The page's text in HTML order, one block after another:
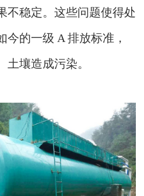
不稳定。这些问题使得处
今的一级 A 排放标准，
壤造成污染。